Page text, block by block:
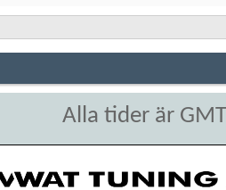
Alla tider är